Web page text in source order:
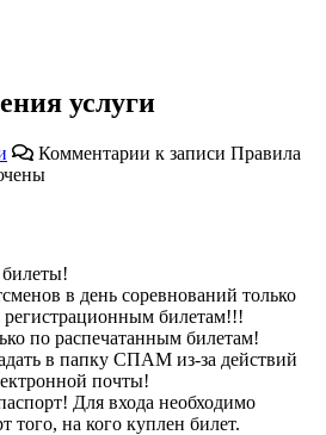
услуги
Комментарии к записи Правила
в день соревнований только
билетам!!!
по распечатанным билетам!
в папку СПАМ из-за действий
почты!
Для входа необходимо
того, на кого куплен билет.